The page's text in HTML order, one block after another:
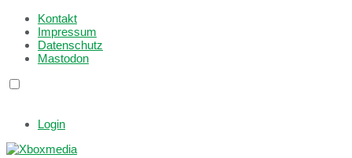
Kontakt
Impressum
Datenschutz
Mastodon
Login